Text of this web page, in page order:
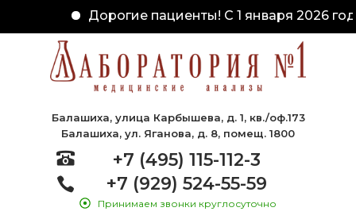
Дорогие пациенты! С 1 января 2026
Балашиха, улица Карбышева, д. 1, кв./оф.173
Балашиха, ул. Яганова, д. 8, помещ. 1800
+7 (495) 115-112-3
+7 (929) 524-55-59
Принимаем звонки круглосуточно